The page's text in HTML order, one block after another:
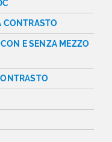
CONTRASTO
E SENZA MEZZO